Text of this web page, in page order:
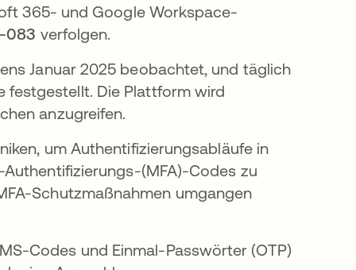
365- und Google Workspace-
083 verfolgen.
Januar 2025 beobachtet, und täglich
festgestellt. Die Plattform wird
anzugreifen.
um Authentifizierungsabläufe in
(MFA)-Codes zu
Schutzmaßnahmen umgangen
Codes und Einmal-Passwörter (OTP)